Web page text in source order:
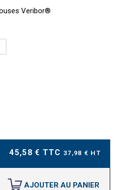
Veribor®
45,58 € TTC 37,98 € HT
AJOUTER AU PANIER